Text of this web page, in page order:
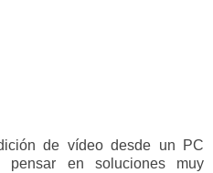
de vídeo desde un PC
pensar en soluciones muy